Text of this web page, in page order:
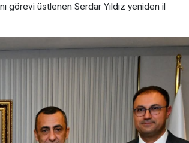
görevi üstlenen Serdar Yıldız yeniden il